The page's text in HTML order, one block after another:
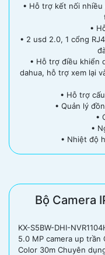
• Hỗ trợ kết nối
•
• 2 usd 2.0, 1 cổng
• Hỗ trợ điều khiển
dahua, hỗ trợ xem lại
• Hỗ trợ
• Quản lý
•
•
• Nhiệt độ
Bộ Camera
KX-S5BW-DHI-
5.0 MP camera up trần
Color 30m Chuyên